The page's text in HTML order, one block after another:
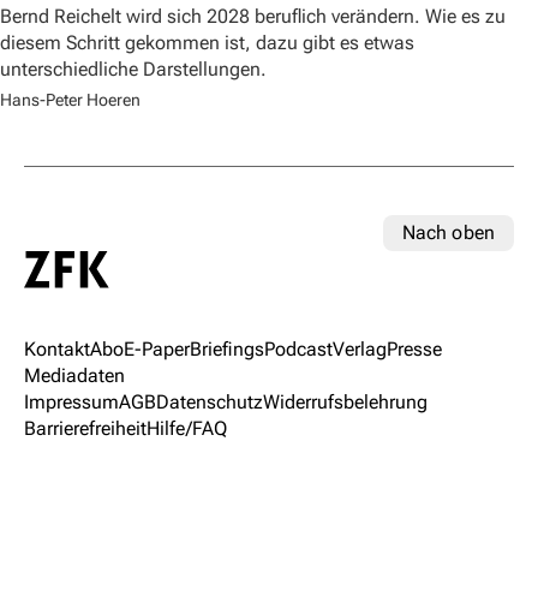
Bernd Reichelt wird sich 2028 beruflich verändern. Wie es zu
diesem Schritt gekommen ist, dazu gibt es etwas
unterschiedliche Darstellungen.
Hans-Peter Hoeren
Nach oben
KontaktAboE-PaperBriefingsPodcastVerlagPresse
Mediadaten
ImpressumAGBDatenschutzWiderrufsbelehrung
BarrierefreiheitHilfe/FAQ